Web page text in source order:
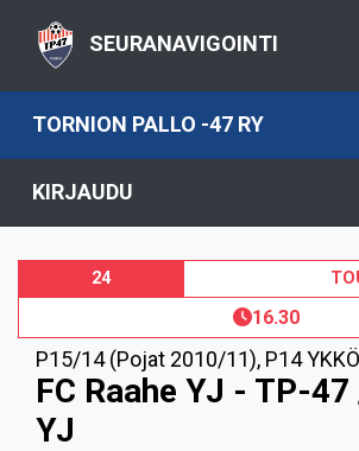
SEURANAVIGOINTI
TORNION PALLO -47 RY
KIRJAUDU
24
16.30
P15/14 (Pojat 2010/11), P14
FC Raahe YJ - TP-
YJ